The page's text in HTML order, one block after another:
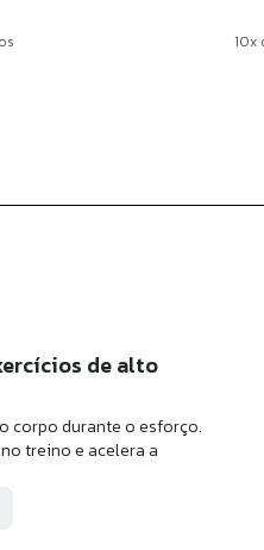
10x
de alto
corpo durante o esforço.
treino e acelera a